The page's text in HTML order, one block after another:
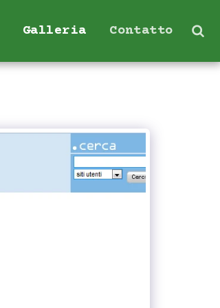
Galleria Contatto